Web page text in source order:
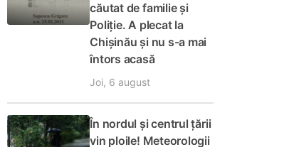
căutat de familie și
Poliție. A plecat la
Chișinău și nu s-a mai
întors acasă
Joi, 6 august
În nordul și centrul țării
vin ploile! Meteorologii